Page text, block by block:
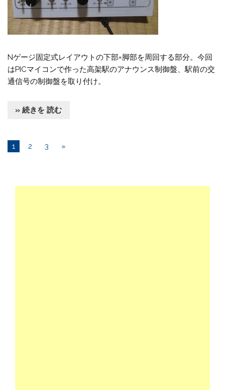
Nゲージ固定式レイアウトの下部=脚部を周回する部分。今回
はPICマイコンで作った高架駅のアナウンス制御盤、駅前の交
通信号の制御盤を取り付け。
» 続きを 読む
1 2 3 »